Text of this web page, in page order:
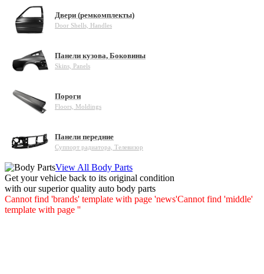
Двери (ремкомплекты)
Door Shells, Handles
Панели кузова, Боковины
Skins, Panels
Пороги
Floors, Moldings
Панели передние
Суппорт радиатора, Телевизор
View All Body Parts
Get your vehicle back to its original condition
with our superior quality auto body parts
Cannot find 'brands' template with page 'news'Cannot find 'middle'
template with page ''